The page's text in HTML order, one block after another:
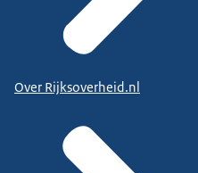
Over Rijksoverheid.nl